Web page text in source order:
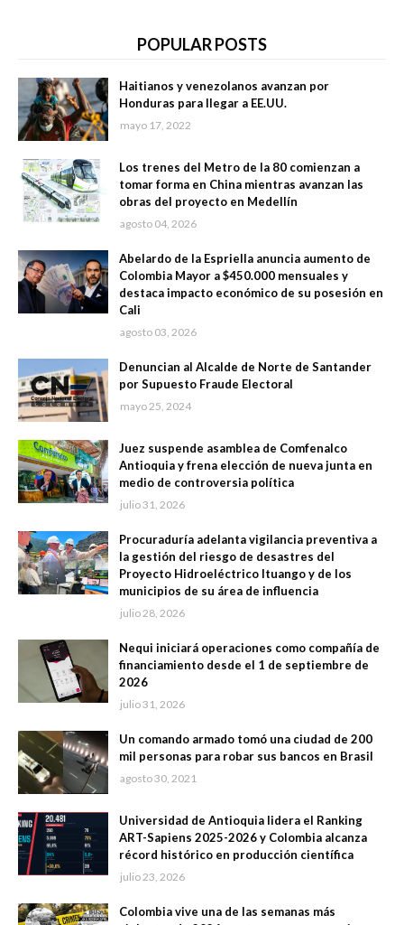
POPULAR POSTS
Haitianos y venezolanos avanzan por
Honduras para llegar a EE.UU.
mayo 17, 2022
Los trenes del Metro de la 80 comienzan a
tomar forma en China mientras avanzan las
obras del proyecto en Medellín
agosto 04, 2026
Abelardo de la Espriella anuncia aumento de
Colombia Mayor a $450.000 mensuales y
destaca impacto económico de su posesión en
Cali
agosto 03, 2026
Denuncian al Alcalde de Norte de Santander
por Supuesto Fraude Electoral
mayo 25, 2024
Juez suspende asamblea de Comfenalco
Antioquia y frena elección de nueva junta en
medio de controversia política
julio 31, 2026
Procuraduría adelanta vigilancia preventiva a
la gestión del riesgo de desastres del
Proyecto Hidroeléctrico Ituango y de los
municipios de su área de influencia
julio 28, 2026
Nequi iniciará operaciones como compañía de
financiamiento desde el 1 de septiembre de
2026
julio 31, 2026
Un comando armado tomó una ciudad de 200
mil personas para robar sus bancos en Brasil
agosto 30, 2021
Universidad de Antioquia lidera el Ranking
ART-Sapiens 2025-2026 y Colombia alcanza
récord histórico en producción científica
julio 23, 2026
Colombia vive una de las semanas más